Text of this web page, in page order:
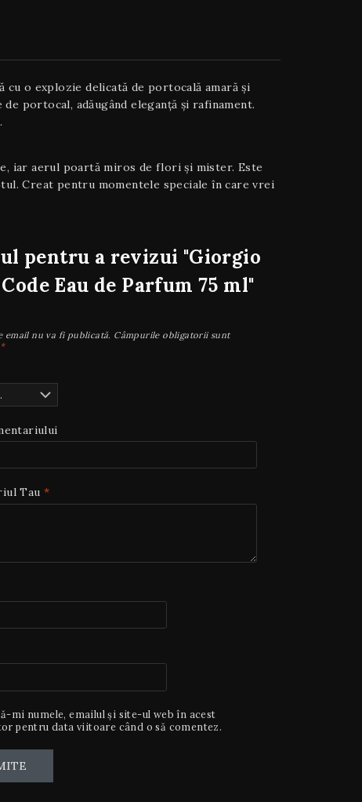
cu o explozie delicată de portocală amară și
portocal, adăugând eleganță și rafinament.
iar aerul poartă miros de flori și mister. Este
Creat pentru momentele speciale în care vrei
pentru a revizui "Giorgio
Eau de Parfum 75 ml"
email nu va fi publicată. Câmpurile obligatorii sunt
*
Tau *
mi numele, emailul și site-ul web în acest
pentru data viitoare când o să comentez.